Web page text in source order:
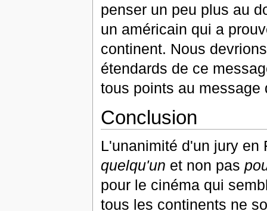
penser un peu plus au
un américain qui a
continent. Nous
étendards de ce
tous points au
Conclusion
L'unanimité d'un jury
quelqu'un et non pas
pour le cinéma qui
tous les continents ne